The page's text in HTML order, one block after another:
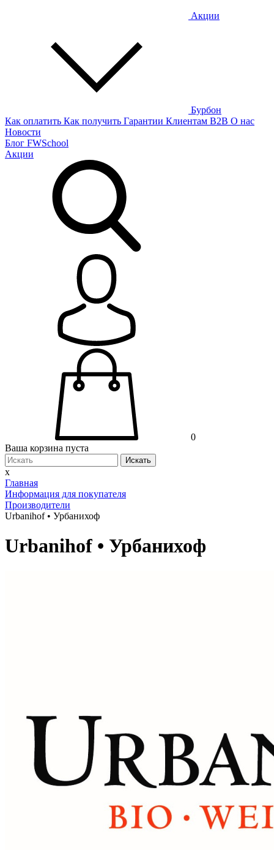
Акции
Бурбон
Как оплатить Как получить Гарантии Клиентам B2B О нас
Новости
Блог FWSchool
Акции
0
Ваша корзина пуста
Искать
x
Главная
Информация для покупателя
Производители
Urbanihof • Урбанихоф
Urbanihof • Урбанихоф